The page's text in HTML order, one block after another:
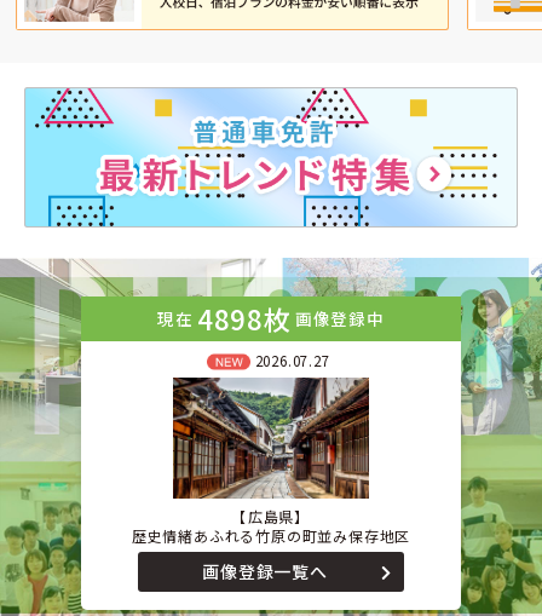
現在 4898枚 画像登録中
2026.07.27
広島県
歴史情緒あふれる竹原の町並み保存地区
画像登録一覧へ